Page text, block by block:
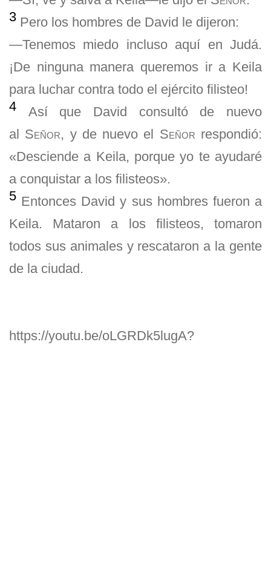
3 Pero los hombres de David le dijeron:
—Tenemos miedo incluso aquí en Judá.
¡De ninguna manera queremos ir a Keila
para luchar contra todo el ejército filisteo!
4 Así que David consultó de nuevo
al Señor, y de nuevo el Señor respondió:
«Desciende a Keila, porque yo te ayudaré
a conquistar a los filisteos».
5 Entonces David y sus hombres fueron a
Keila. Mataron a los filisteos, tomaron
todos sus animales y rescataron a la gente
de la ciudad.
https://youtu.be/oLGRDk5lugA?